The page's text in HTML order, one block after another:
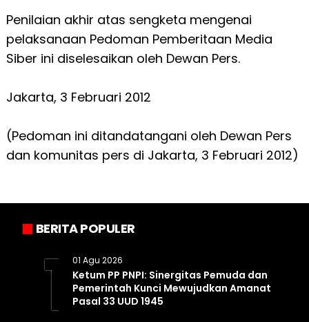
Penilaian akhir atas sengketa mengenai
pelaksanaan Pedoman Pemberitaan Media
Siber ini diselesaikan oleh Dewan Pers.
Jakarta, 3 Februari 2012
(Pedoman ini ditandatangani oleh Dewan Pers
dan komunitas pers di Jakarta, 3 Februari 2012)
BERITA POPULER
1 01 Agu 2026
Ketum PP PNPI: Sinergitas Pemuda dan
Pemerintah Kunci Mewujudkan Amanat
Pasal 33 UUD 1945